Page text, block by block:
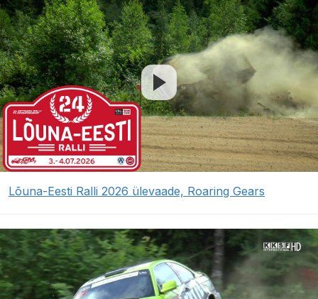
Lõuna-Eesti Ralli 2026 ülevaade, Roaring Gears